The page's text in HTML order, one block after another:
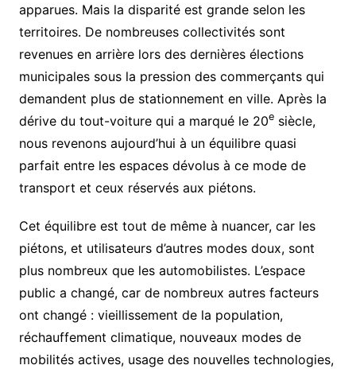
apparues. Mais la disparité est grande selon les
territoires. De nombreuses collectivités sont
revenues en arrière lors des dernières élections
municipales sous la pression des commerçants qui
demandent plus de stationnement en ville. Après la
dérive du tout-voiture qui a marqué le 20esiècle,
nous revenons aujourd’hui à un équilibre quasi
parfait entre les espaces dévolus à ce mode de
transport et ceux réservés aux piétons.
Cet équilibre est tout de même à nuancer, car les
piétons, et utilisateurs d’autres modes doux, sont
plus nombreux que les automobilistes. L’espace
public a changé, car de nombreux autres facteurs
ont changé : vieillissement de la population,
réchauffement climatique, nouveaux modes de
mobilités actives, usage des nouvelles technologies,